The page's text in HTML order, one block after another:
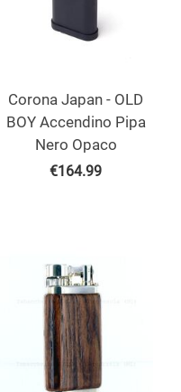
Corona Japan - OLD
BOY Accendino Pipa
Nero Opaco
€164.99